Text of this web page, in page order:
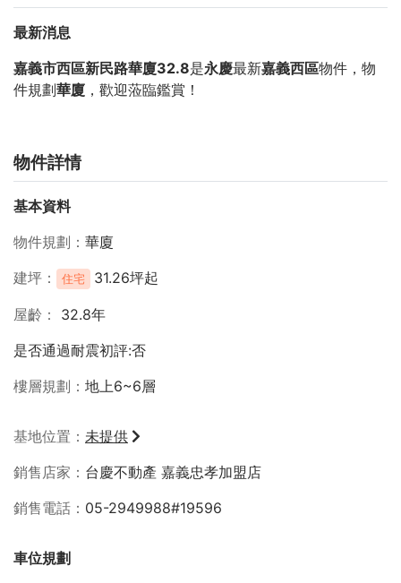
最新消息
嘉義市西區新民路華廈32.8是永慶最新嘉義西區物件，物
件規劃華廈 ，歡迎蒞臨鑑賞！
物件詳情
基本資料
物件規劃
華廈
建坪
住宅 31.26坪起
屋齡
32.8年
是否通過耐震初評:否
樓層規劃
地上6~6層
基地位置
未提供
銷售店家
台慶不動產 嘉義忠孝加盟店
銷售電話
05-2949988#19596
車位規劃